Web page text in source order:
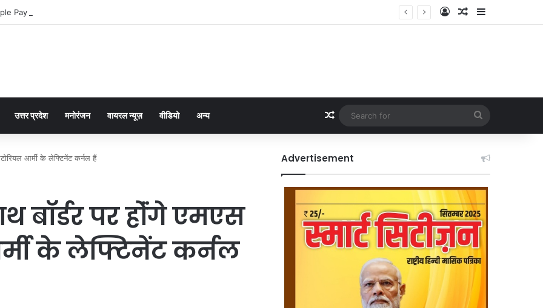
Pay dla graczy na iPhone Log InRandom Article
Sidebar
उत्तर प्रदेश मनोरंजन वायरल न्यूज़ वीडियो अन्य Random Article
for
आर्मी के लेफ्टिनेंट कर्नल हैं
बॉर्डर पर होंंगे एमएस
के लेफ्टिनेंट कर्नल
Advertisement